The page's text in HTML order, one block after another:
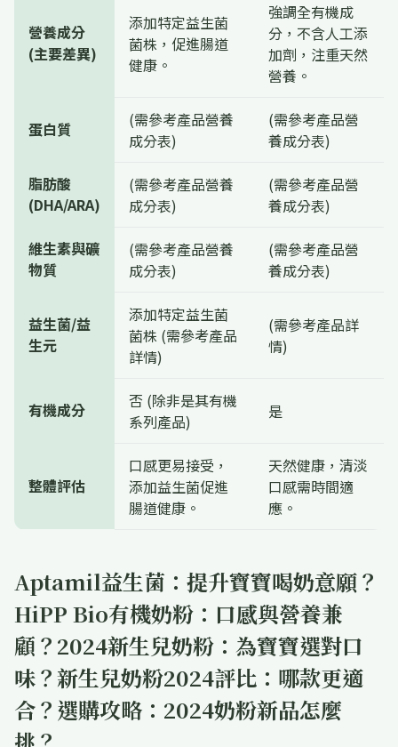
營養成分
(主要差異)
添加特定益生菌
菌株，促進腸道
健康。
強調全有機成
分，不含人工添
加劑，注重天然
營養。
蛋白質
(需參考產品營養
成分表)
(需參考產品營
養成分表)
脂肪酸
(DHA/ARA)
(需參考產品營養
成分表)
(需參考產品營
養成分表)
維生素與礦
物質
(需參考產品營養
成分表)
(需參考產品營
養成分表)
益生菌/益
生元
添加特定益生菌
菌株 (需參考產品
詳情)
(需參考產品詳
情)
有機成分
否 (除非是其有機
系列產品)
是
整體評估
口感更易接受，
添加益生菌促進
腸道健康。
天然健康，清淡
口感需時間適
應。
Aptamil益生菌：提升寶寶喝奶意願？
HiPP Bio有機奶粉：口感與營養兼
顧？2024新生兒奶粉：為寶寶選對口
味？新生兒奶粉2024評比：哪款更適
合？選購攻略：2024奶粉新品怎麼